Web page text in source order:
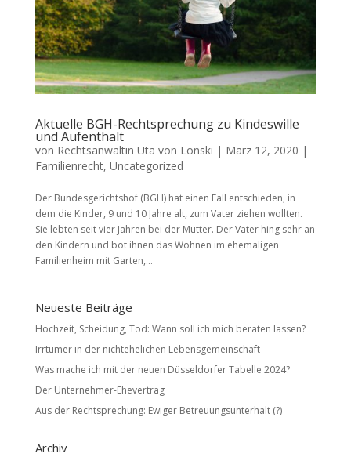
Aktuelle BGH-Rechtsprechung zu Kindeswille
und Aufenthalt
von Rechtsanwältin Uta von Lonski | März 12, 2020 |
Familienrecht, Uncategorized
Der Bundesgerichtshof (BGH) hat einen Fall entschieden, in
dem die Kinder, 9 und 10 Jahre alt, zum Vater ziehen wollten.
Sie lebten seit vier Jahren bei der Mutter. Der Vater hing sehr an
den Kindern und bot ihnen das Wohnen im ehemaligen
Familienheim mit Garten,...
Neueste Beiträge
Hochzeit, Scheidung, Tod: Wann soll ich mich beraten lassen?
Irrtümer in der nichtehelichen Lebensgemeinschaft
Was mache ich mit der neuen Düsseldorfer Tabelle 2024?
Der Unternehmer-Ehevertrag
Aus der Rechtsprechung: Ewiger Betreuungsunterhalt (?)
Archiv